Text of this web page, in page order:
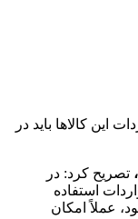
این کالاها باید در
تصریح کرد: در
استفاده
عملاً امکان